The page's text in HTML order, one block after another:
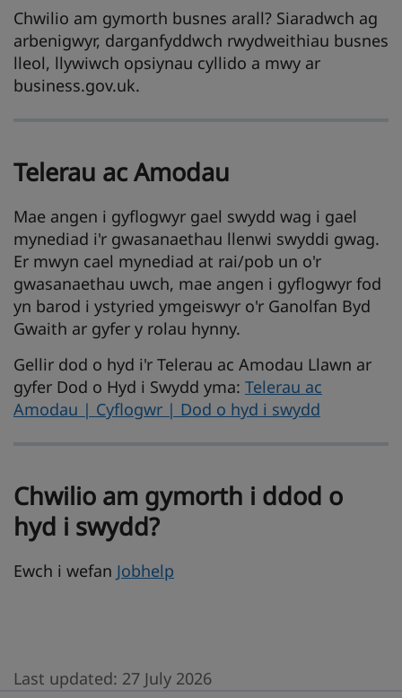
Chwilio am gymorth busnes arall? Siaradwch ag
arbenigwyr, darganfyddwch rwydweithiau busnes
lleol, llywiwch opsiynau cyllido a mwy ar
business.gov.uk.
Telerau ac Amodau
Mae angen i gyflogwyr gael swydd wag i gael
mynediad i'r gwasanaethau llenwi swyddi gwag.
Er mwyn cael mynediad at rai/pob un o'r
gwasanaethau uwch, mae angen i gyflogwyr fod
yn barod i ystyried ymgeiswyr o'r Ganolfan Byd
Gwaith ar gyfer y rolau hynny.
Gellir dod o hyd i'r Telerau ac Amodau Llawn ar
gyfer Dod o Hyd i Swydd yma: Telerau ac
Amodau | Cyflogwr | Dod o hyd i swydd
Chwilio am gymorth i ddod o
hyd i swydd?
Ewch i wefan Jobhelp
Last updated: 27 July 2026